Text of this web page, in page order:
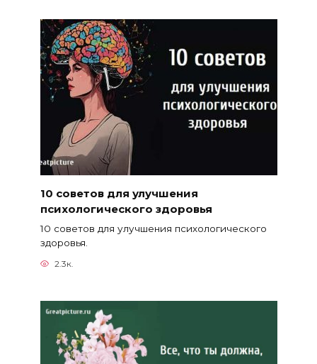
10 советов для улучшения
психологического здоровья
10 советов для улучшения психологического
здоровья.
2.3к.